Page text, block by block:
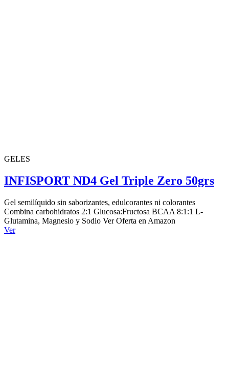
GELES
INFISPORT ND4 Gel Triple Zero 50grs
Gel semilíquido sin saborizantes, edulcorantes ni colorantes
Combina carbohidratos 2:1 Glucosa:Fructosa BCAA 8:1:1 L-
Glutamina, Magnesio y Sodio Ver Oferta en Amazon
Ver